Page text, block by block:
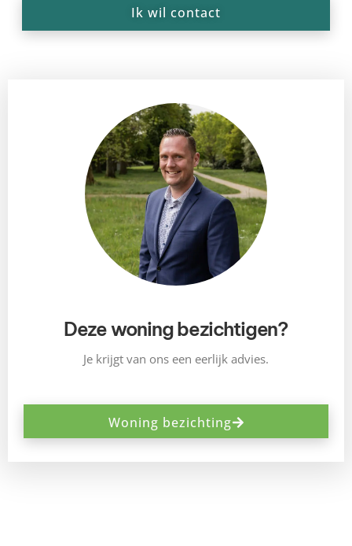
Ik wil contact
Deze woning bezichtigen?
Je krijgt van ons een eerlijk advies.
Woning bezichting